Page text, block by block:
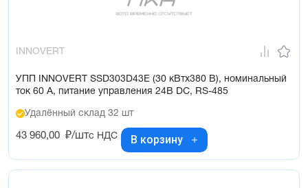
INNOVERT
УПП INNOVERT SSD303D43E (30 кВтx380 В), номинальный
ток 60 А, питание управления 24В DC, RS-485
Удалённый склад 32 шт
43 960,00 ₽/штс НДС В корзину